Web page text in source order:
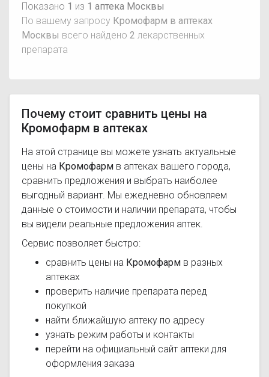
Показано 1 из 1 аптека Москвы
По вашему запросу Кромофарм в аптеках
Москвы всего найдено 2 лекарственных
препарата
Почему стоит сравнить цены на
Кромофарм в аптеках
На этой странице вы можете узнать актуальные
цены на Кромофарм в аптеках вашего города,
сравнить предложения и выбрать наиболее
выгодный вариант. Мы ежедневно обновляем
данные о стоимости и наличии препарата, чтобы
вы видели реальные предложения аптек.
Сервис позволяет быстро:
сравнить цены на Кромофарм в разных
аптеках
проверить наличие препарата перед
покупкой
найти ближайшую аптеку по адресу
узнать режим работы и контакты
перейти на официальный сайт аптеки для
оформления заказа